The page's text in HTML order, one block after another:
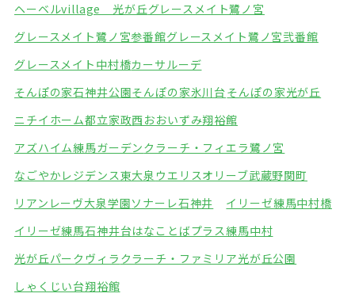
ヘーベルvillage 光が丘グレースメイト鷺ノ宮
グレースメイト鷺ノ宮参番館グレースメイト鷺ノ宮弐番館
グレースメイト中村橋カーサルーデ
そんぽの家石神井公園そんぽの家氷川台そんぽの家光が丘
ニチイホーム都立家政西おおいずみ翔裕館
アズハイム練馬ガーデンクラーチ・フィエラ鷺ノ宮
なごやかレジデンス東大泉 ウエリスオリーブ武蔵野関町
リアンレーヴ大泉学園ソナーレ石神井
イリーゼ練馬中村橋
イリーゼ練馬石神井台はなことばプラス練馬中村
光が丘パークヴィラ クラーチ・ファミリア光が丘公園
しゃくじい台翔裕館